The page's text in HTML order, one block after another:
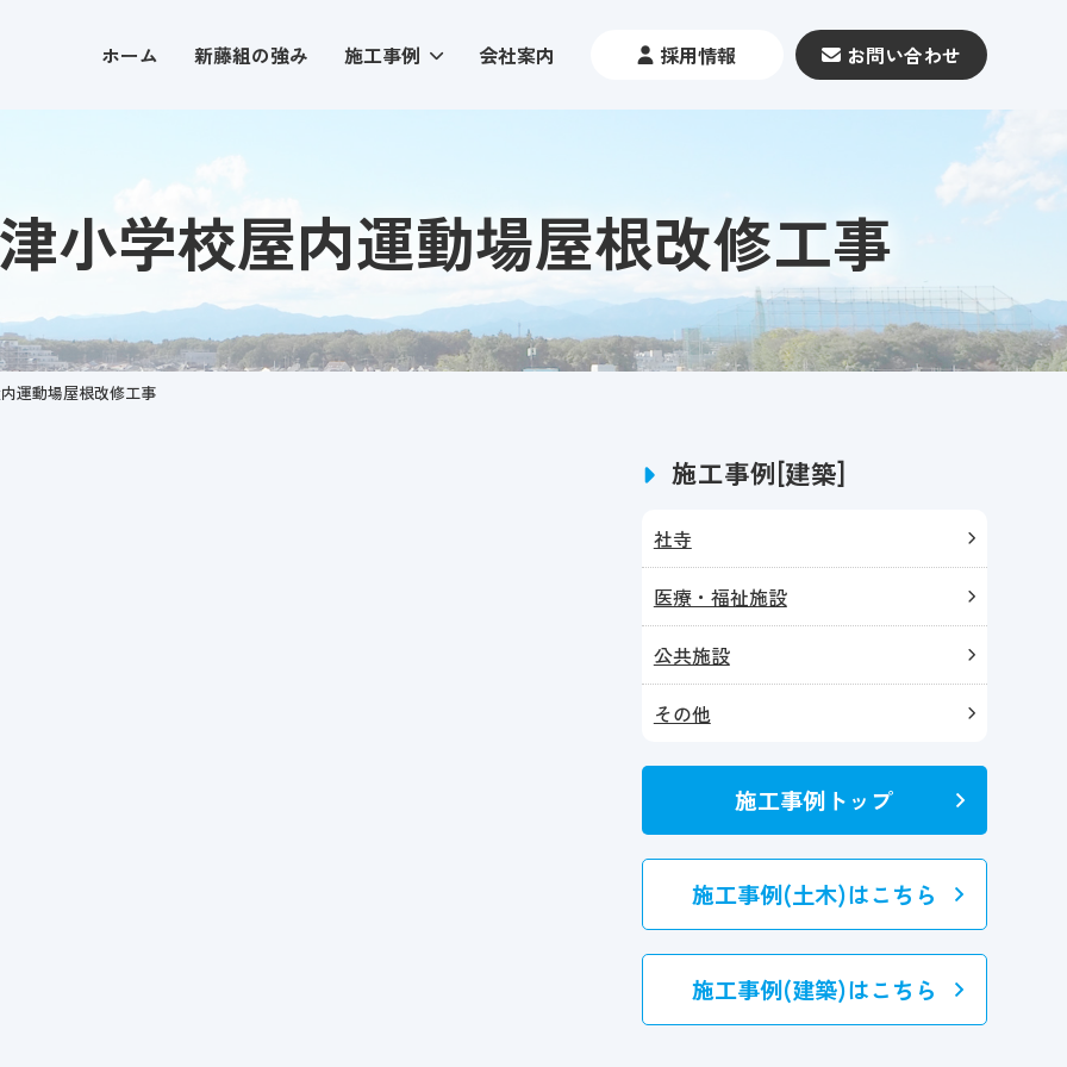
ホーム 新藤組の強み 施工事例 会社案内 採用情報 お問い合わせ
小学校屋内運動場屋根改修工事
運動場屋根改修工事
施工事例[建築]
社寺
医療・福祉施設
公共施設
その他
施工事例トップ
施工事例(土木)はこちら
施工事例(建築)はこちら